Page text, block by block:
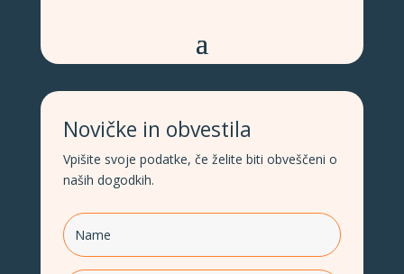
Novičke in obvestila
Vpišite svoje podatke, če želite biti obveščeni o
naših dogodkih.